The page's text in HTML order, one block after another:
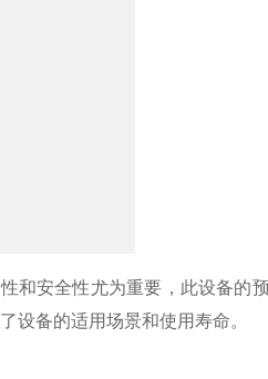
和安全性尤为重要，此设备的
备的适用场景和使用寿命。